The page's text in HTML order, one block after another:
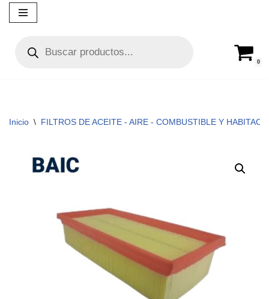
contenido
0
Inicio \ FILTROS DE ACEITE - AIRE - COMBUSTIBLE Y